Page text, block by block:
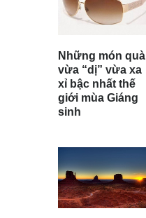
Những món quà
vừa “dị” vừa xa
xỉ bậc nhất thế
giới mùa Giáng
sinh